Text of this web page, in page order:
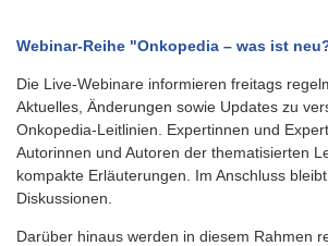
Webinar-Reihe "Onkopedia – was ist
Die Live-Webinare informieren freitags
Aktuelles, Änderungen sowie Updates zu
Onkopedia-Leitlinien. Expertinnen und
Autorinnen und Autoren der thematisierten
kompakte Erläuterungen. Im Anschluss
Diskussionen.
Darüber hinaus werden in diesem Rahmen